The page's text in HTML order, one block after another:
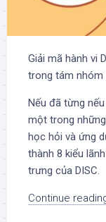
Giải mã hành vi
trong tám nhóm
Nếu đã từng
một trong
học hỏi và ứng
thành 8 kiểu
trưng của DISC.
Continue